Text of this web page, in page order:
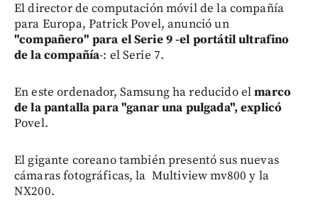
El director de computación móvil de la compañía
para Europa, Patrick Povel, anunció un
"compañero" para el Serie 9 -el portátil ultrafino
de la compañía-: el Serie 7.
En este ordenador, Samsung ha reducido elmarco
de la pantalla para "ganar una pulgada", explicó
Povel.
El gigante coreano también presentó sus nuevas
cámaras fotográficas, la Multiview mv800 y la
NX200.